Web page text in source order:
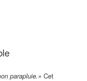
parapluie.»Cet